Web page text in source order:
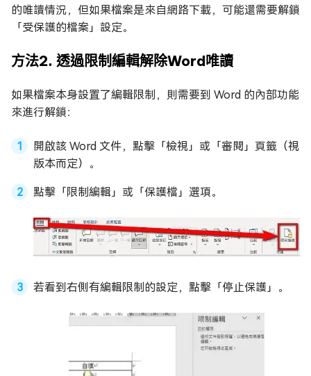
的唯讀情況，但如果檔案是來自網路下載，可能還需要解鎖
「受保護的檔案」設定。
方法2. 透過限制編輯解除Word唯讀
如果檔案本身設置了編輯限制，則需要到 Word 的內部功能
來進行解鎖：
開啟該 Word 文件，點擊「檢視」或「審閱」頁籤（視
版本而定）。
點擊「限制編輯」或「保護檔」選項。
若看到右側有編輯限制的設定，點擊「停止保護」。